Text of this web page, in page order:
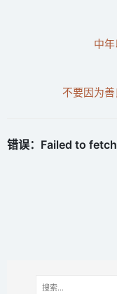
中
不要因为